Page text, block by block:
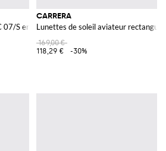
07/S en acétate
CARRERA
Lunettes de soleil aviateur
169,00 €
118,29 €
-30%